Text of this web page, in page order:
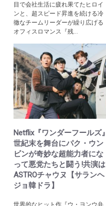
目で会社生活に疲れ果てたヒロイ
ンと、超スピード昇進を続ける冷
徹なチームリーダーが繰り広げる
オフィスロマンス『残...
Netflix『ワンダーフールズ』
世紀末を舞台にパク・ウン
ビンが奇妙な超能力者にな
って悪党たちと闘う!共演は
ASTROチャウヌ【サランヘ
ジョ韓ドラ】
世界的なヒット作『ウ・ヨンウ弁